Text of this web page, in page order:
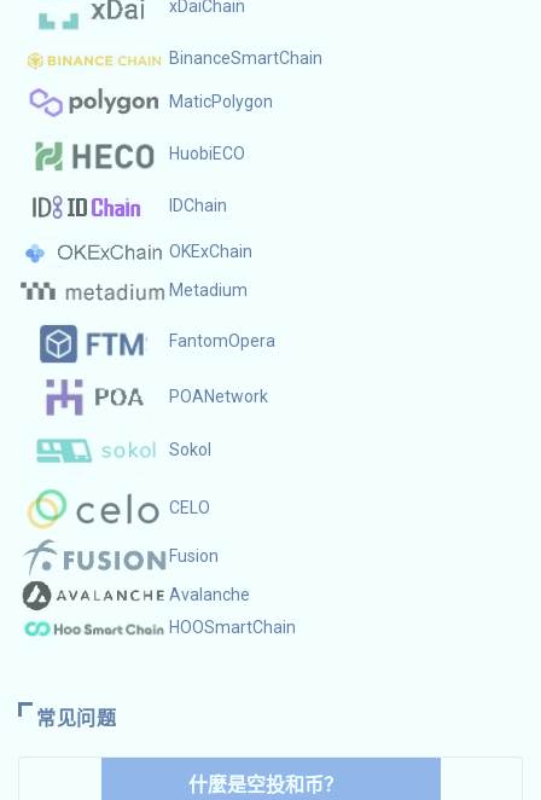
xDaiChain
BinanceSmartChain
MaticPolygon
HuobiECO
IDChain
OKExChain
Metadium
FantomOpera
POANetwork
Sokol
CELO
Fusion
Avalanche
HOOSmartChain
常见问题
什麼是空投和币？